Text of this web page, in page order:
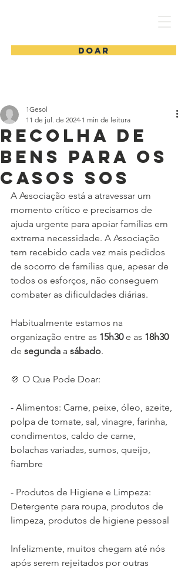
DOAR
Recolha de
bens para os
casos SOS
1Gesol
11 de jul. de 2024 1 min de leitura
A Associação está a atravessar um
momento crítico e precisamos de
ajuda urgente para apoiar famílias em
extrema necessidade. A Associação
tem recebido cada vez mais pedidos
de socorro de famílias que, apesar de
todos os esforços, não conseguem
combater as dificuldades diárias.
Habitualmente estamos na
organização entre as 15h30 e as 18h30
de segunda a sábado.
🍲 O Que Pode Doar:
- Alimentos: Carne, peixe, óleo, azeite,
polpa de tomate, sal, vinagre, farinha,
condimentos, caldo de carne,
bolachas variadas, sumos, queijo,
fiambre
- Produtos de Higiene e Limpeza:
Detergente para roupa, produtos de
limpeza, produtos de higiene pessoal
Infelizmente, muitos chegam até nós
após serem rejeitados por outras